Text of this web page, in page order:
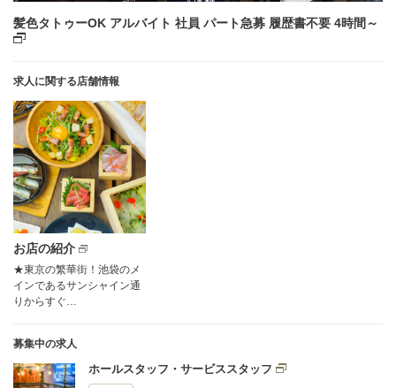
髪色タトゥーOK アルバイト 社員 パート急募 履歴書不要 4時間～
求人に関する店舗情報
お店の紹介
★東京の繁華街！池袋のメ
インであるサンシャイン通
りからすぐ…
募集中の求人
ホールスタッフ・サービススタッフ